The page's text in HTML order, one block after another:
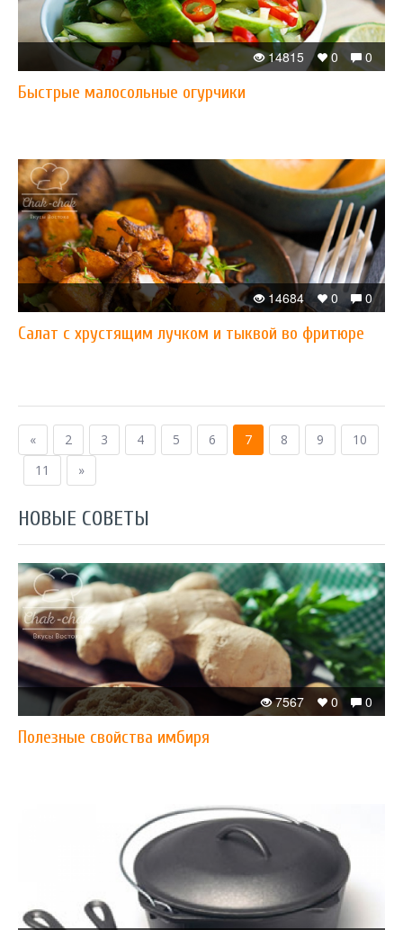
0
0
14815
Быстрые малосольные огурчики
0
0
14684
Салат с хрустящим лучком и тыквой во фритюре
« 2 3 4 5 6 7 8 9
10
11
»
НОВЫЕ СОВЕТЫ
0
0
7567
Полезные свойства имбиря